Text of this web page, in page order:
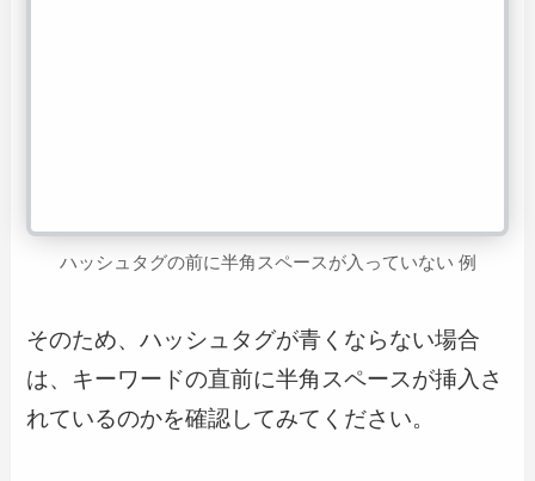
ハッシュタグの前に半角スペースが入っていない 例
そのため、ハッシュタグが青くならない場合
は、キーワードの直前に半角スペースが挿入さ
れているのかを確認してみてください。